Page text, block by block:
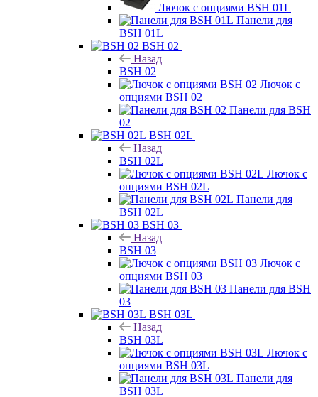
Лючок с опциями BSH 01L
Панели для
BSH 01L
BSH 02
Назад
BSH 02
Лючок с
опциями BSH 02
Панели для BSH
02
BSH 02L
Назад
BSH 02L
Лючок с
опциями BSH 02L
Панели для
BSH 02L
BSH 03
Назад
BSH 03
Лючок с
опциями BSH 03
Панели для BSH
03
BSH 03L
Назад
BSH 03L
Лючок с
опциями BSH 03L
Панели для
BSH 03L